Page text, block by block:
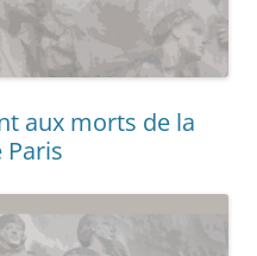
aux morts de la
Paris